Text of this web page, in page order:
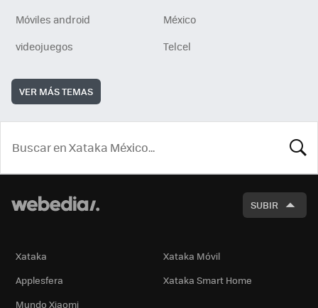
Móviles android
México
videojuegos
Telcel
VER MÁS TEMAS
SUBIR
Xataka
Xataka Móvil
Applesfera
Xataka Smart Home
Mundo Xiaomi